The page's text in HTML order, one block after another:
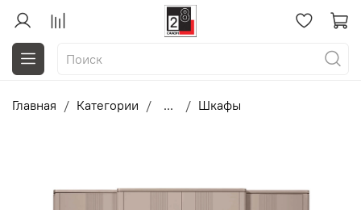
Главная Категории ... Шкафы